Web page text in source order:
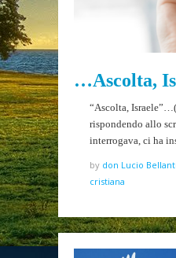
…Ascolta,
“Ascolta,
rispondendo allo
interrogava, ci ha
by don Lucio
cristiana